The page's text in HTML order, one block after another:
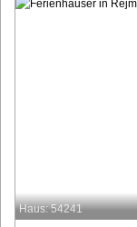
Haus: 54241